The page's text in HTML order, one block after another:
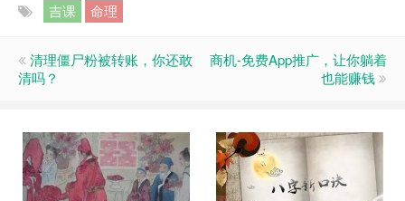
吉课 命理
清理僵尸粉被转账，你还敢
清吗？
商机-免费App推广，让你躺着
也能赚钱